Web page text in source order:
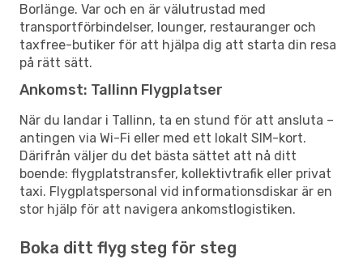
Borlänge. Var och en är välutrustad med
transportförbindelser, lounger, restauranger och
taxfree-butiker för att hjälpa dig att starta din resa
på rätt sätt.
Ankomst: Tallinn Flygplatser
När du landar i Tallinn, ta en stund för att ansluta –
antingen via Wi-Fi eller med ett lokalt SIM-kort.
Därifrån väljer du det bästa sättet att nå ditt
boende: flygplatstransfer, kollektivtrafik eller privat
taxi. Flygplatspersonal vid informationsdiskar är en
stor hjälp för att navigera ankomstlogistiken.
Boka ditt flyg steg för steg